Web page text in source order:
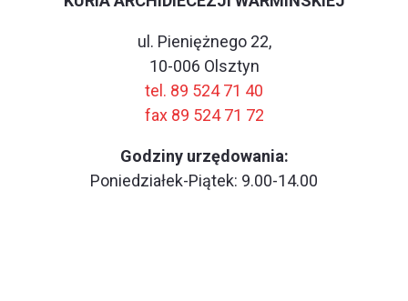
ul. Pieniężnego 22,
10-006 Olsztyn
tel. 89 524 71 40
fax 89 524 71 72
Godziny urzędowania:
Poniedziałek-Piątek: 9.00-14.00